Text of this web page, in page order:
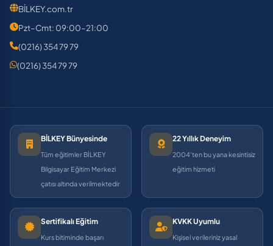
BİLKEY.com.tr
Pzt–Cmt: 09:00–21:00
(0216) 354 79 79
(0216) 354 79 79
BİLKEY Bünyesinde
Tüm eğitimler BİLKEY
Bilgisayar Eğitim Merkezi
çatısı altında verilmektedir
22 Yıllık Deneyim
2004'ten bu yana kesintisiz
eğitim hizmeti
Sertifikalı Eğitim
Kurs bitiminde başarı
KVKK Uyumlu
Kişisel verileriniz yasal